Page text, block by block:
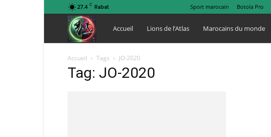
27.4 C Rabat Sport marocain Botola Pro
Lions
de
Accueil Lions de l’Atlas Marocains du monde
Accueil Tags JO-2020
Tag: JO-2020